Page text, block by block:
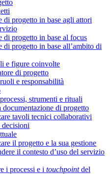
di progetto in base agli attori
di progetto in base al focus
di progetto in base all’ambito di
e figure coinvolte
di progetto
e responsabilità
strumenti e rituali
documentazione di progetto
tavoli tecnici collaborativi
decisioni
il progetto e la sua gestione
il contesto d’uso del servizio
i processi e i touchpointdel